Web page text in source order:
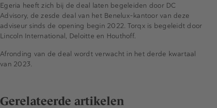
Egeria heeft zich bij de deal laten begeleiden door DC
Advisory, de zesde deal van het Benelux-kantoor van deze
adviseur sinds de opening begin 2022. Torqx is begeleidt door
Lincoln International, Deloitte en Houthoff.
Afronding van de deal wordt verwacht in het derde kwartaal
van 2023.
Gerelateerde artikelen